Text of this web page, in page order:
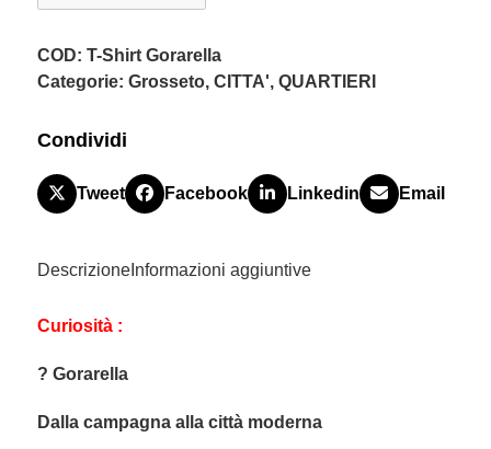
Collezione
GR
COD: T-Shirt Gorarella
Categorie: Grosseto, CITTA', QUARTIERI
Condividi
Tweet Facebook Linkedin Email
DescrizioneInformazioni aggiuntive
Curiosità :
? Gorarella
Dalla campagna alla città moderna